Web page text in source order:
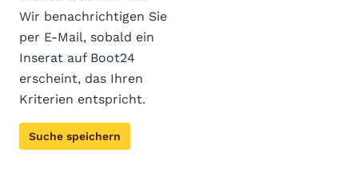
Wir benachrichtigen Sie
per E-Mail, sobald ein
Inserat auf Boot24
erscheint, das Ihren
Kriterien entspricht.
Suche speichern